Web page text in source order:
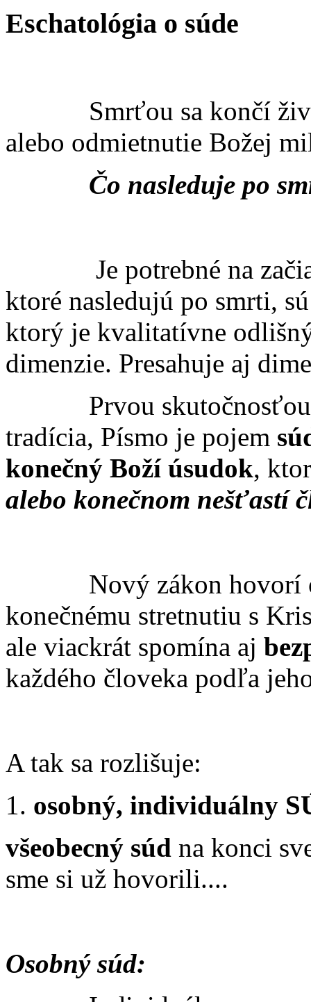
Eschatológia o súde
Smrťou sa končí život
alebo odmietnutie Božej
Čo nasleduje po
Je potrebné na
ktoré nasledujú po smrti,
ktorý je kvalitatívne
dimenzie. Presahuje aj
Prvou skutočnosťou,
tradícia, Písmo je pojem
konečný Boží úsudok,
alebo konečnom nešťastí
Nový zákon hovorí
konečnému stretnutiu s
ale viackrát spomína aj
každého človeka podľa
A tak sa rozlišuje:
osobný, individuálny
všeobecný súd na konci
sme si už hovorili....
Osobný súd: